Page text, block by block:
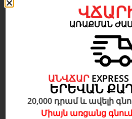
Օռլովայի աղյուսակ –
մանկական աղյուսակ
5 000
Ավելացնել
ԱՌԱՔՄԱՆ
ԱՆՎՃԱՐ EXPRESS
ԵՐԵՎԱՆ
20,000 դրամ և ավելի
Միայն առցանց